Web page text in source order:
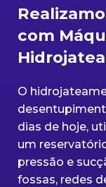
com
O
dias de hoje,
um
pressão e
fossas, redes